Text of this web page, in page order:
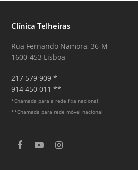
Clínica Telheiras
Rua Fernando Namora, 36-M
1600-453 Lisboa
217 579 909 *
914 450 011 **
*Chamada para a rede fixa nacional
**Chamada para rede móvel nacional
F Y I